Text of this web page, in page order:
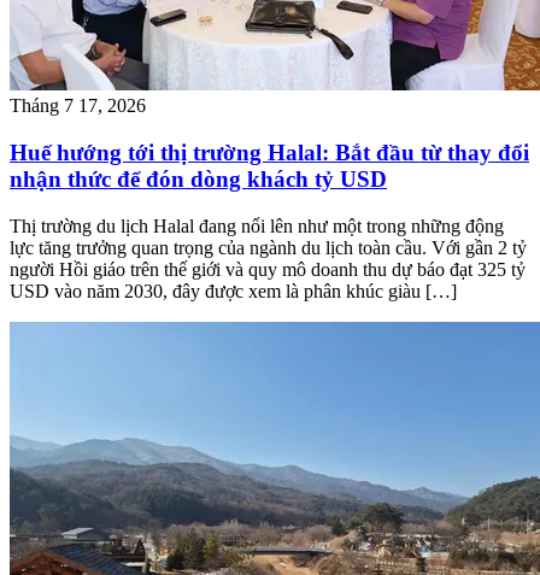
Tháng 7 17, 2026
Huế hướng tới thị trường Halal: Bắt đầu từ thay đổi
nhận thức để đón dòng khách tỷ USD
Thị trường du lịch Halal đang nổi lên như một trong những động
lực tăng trưởng quan trọng của ngành du lịch toàn cầu. Với gần 2 tỷ
người Hồi giáo trên thế giới và quy mô doanh thu dự báo đạt 325 tỷ
USD vào năm 2030, đây được xem là phân khúc giàu […]